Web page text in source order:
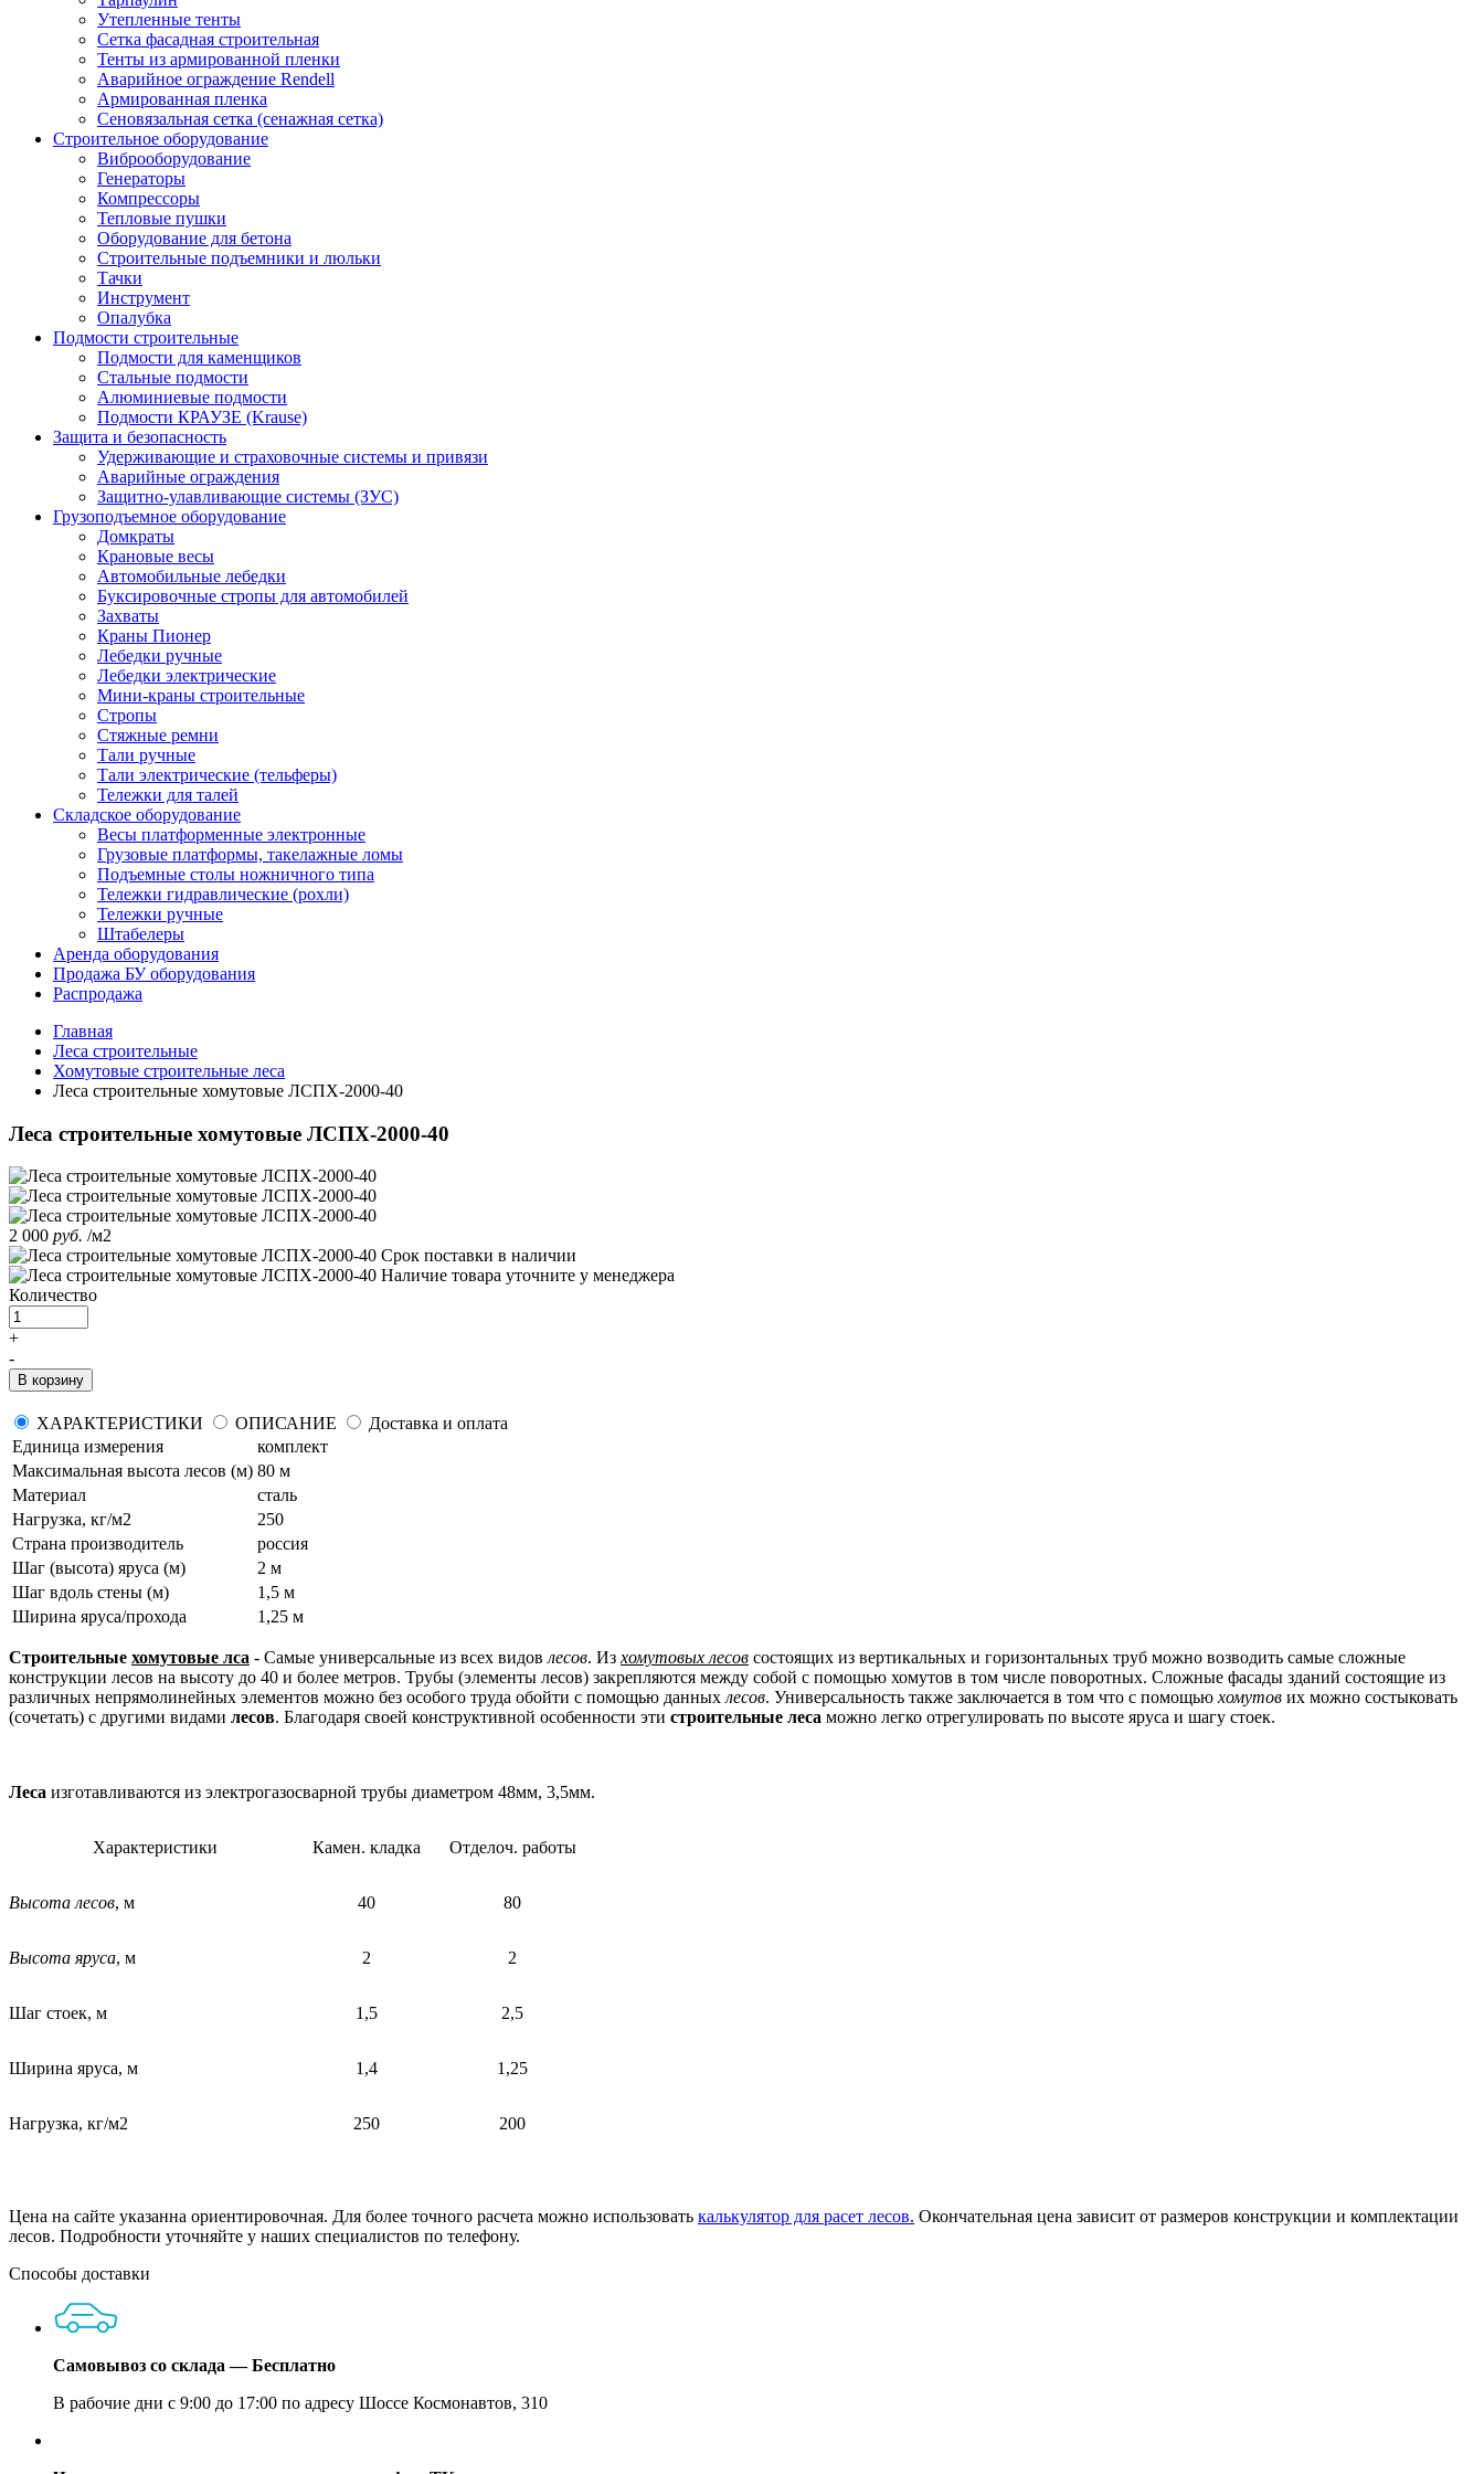
Утепленные тенты
Сетка фасадная строительная
Тенты из армированной пленки
Аварийное ограждение Rendell
Армированная пленка
Сеновязальная сетка (сенажная сетка)
Строительное оборудование
Виброоборудование
Генераторы
Компрессоры
Тепловые пушки
Оборудование для бетона
Строительные подъемники и люльки
Тачки
Инструмент
Опалубка
Подмости строительные
Подмости для каменщиков
Стальные подмости
Алюминиевые подмости
Подмости КРАУЗЕ (Krause)
Защита и безопасность
Удерживающие и страховочные системы и привязи
Аварийные ограждения
Защитно-улавливающие системы (ЗУС)
Грузоподъемное оборудование
Домкраты
Крановые весы
Автомобильные лебедки
Буксировочные стропы для автомобилей
Захваты
Краны Пионер
Лебедки ручные
Лебедки электрические
Мини-краны строительные
Стропы
Стяжные ремни
Тали ручные
Тали электрические (тельферы)
Тележки для талей
Складское оборудование
Весы платформенные электронные
Грузовые платформы, такелажные ломы
Подъемные столы ножничного типа
Тележки гидравлические (рохли)
Тележки ручные
Штабелеры
Аренда оборудования
Продажа БУ оборудования
Распродажа
Главная
Леса строительные
Хомутовые строительные леса
Леса строительные хомутовые ЛСПХ-2000-40
Леса строительные хомутовые ЛСПХ-2000-40
2 000 руб. /м2
Срок поставки в наличии
Наличие товара уточните у менеджера
Количество
+
-
В корзину
ХАРАКТЕРИСТИКИ ОПИСАНИЕ
Доставка и оплата
Единица измерения
комплект
Максимальная высота лесов (м) 80 м
Материал
сталь
Нагрузка, кг/м2
250
Страна производитель
россия
Шаг (высота) яруса (м)
2 м
Шаг вдоль стены (м)
1,5 м
Ширина яруса/прохода
1,25 м
Строительные хомутовые лса - Самые универсальные из всех видовлесов. Изхомутовых лесов состоящих из вертикальных и горизонтальных труб можно возводить самые сложные
конструкции лесов на высоту до 40 и более метров. Трубы (элементы лесов) закрепляются между собой с помощью хомутов в том числе поворотных. Сложные фасады зданий состоящие из
различных непрямолинейных элементов можно без особого труда обойти с помощью данныхлесов. Универсальность также заключается в том что с помощьюхомутов их можно состыковать
(сочетать) с другими видами лесов. Благодаря своей конструктивной особенности эти строительные леса можно легко отрегулировать по высоте яруса и шагу стоек.
Леса изготавливаются из электрогазосварной трубы диаметром 48мм, 3,5мм.
Характеристики Камен. кладка Отделоч. работы
Высота лесов, м 40 80
Высота яруса, м 2 2
Шаг стоек, м 1,5 2,5
Ширина яруса, м 1,4 1,25
Нагрузка, кг/м2 250 200
Цена на сайте указанна ориентировочная. Для более точного расчета можно использовать калькулятор для расет лесов. Окончательная цена зависит от размеров конструкции и комплектации
лесов. Подробности уточняйте у наших специалистов по телефону.
Способы доставки
Самовывоз со склада — Бесплатно
В рабочие дни с 9:00 до 17:00 по адресу Шоссе Космонавтов, 310